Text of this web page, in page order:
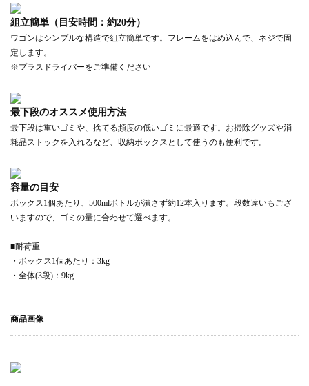
組立簡単（目安時間：約20分）
ワゴンはシンプルな構造で組立簡単です。フレームをはめ込んで、ネジで固
定します。
※プラスドライバーをご準備ください
最下段のオススメ使用方法
最下段は重いゴミや、捨てる頻度の低いゴミに最適です。お掃除グッズや消
耗品ストックを入れるなど、収納ボックスとして使うのも便利です。
容量の目安
ボックス1個あたり、500mlボトルが潰さず約12本入ります。段数違いもござ
いますので、ゴミの量に合わせて選べます。
■耐荷重
・ボックス1個あたり：3kg
・全体(3段)：9kg
商品画像